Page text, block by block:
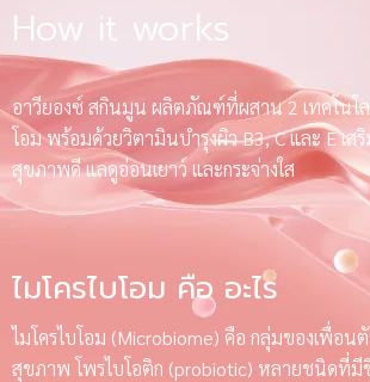
How it works
อาวียองซ์ สกินมูน ผลิตภัณฑ์ที่ผสาน 2 เทคโนโล
โอม พร้อมด้วยวิตามินบำรุงผิว B3, C และ E เส
สุขภาพดี แลดูอ่อนเยาว์ และกระจ่างใส
ไมโครไบโอม คือ อะไร
ไมโครไบโอม (Microbiome) คือ กลุ่มของเพื่อน
สุขภาพ โพรไบโอติก (probiotic) หลายชนิดที่มี